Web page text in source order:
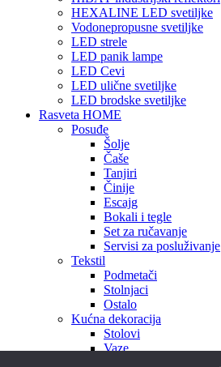
HEXALINE LED svetiljke
Vodonepropusne svetiljke
LED strele
LED panik lampe
LED Cevi
LED ulične svetiljke
LED brodske svetiljke
Rasveta HOME
Posuđe
Šolje
Čaše
Tanjiri
Činije
Escajg
Bokali i tegle
Set za ručavanje
Servisi za posluživanje
Tekstil
Podmetači
Stolnjaci
Ostalo
Kućna dekoracija
Stolovi
Vaze